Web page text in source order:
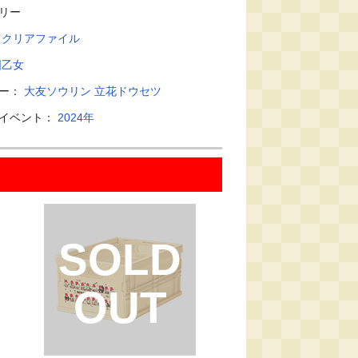
ー
クリアファイル
女
： 大友ソウリン 立花ドウセツ
ベント： 2024年
SOLD
OUT